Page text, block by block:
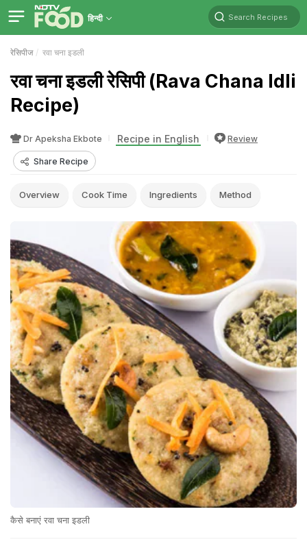
हिन्दी Search Recipes
रेसिपीज रवा चना इडली
रवा चना इडली रेसिपी (Rava Chana Idli
Recipe)
Dr Apeksha Ekbote Recipe in English Review
Share Recipe
Overview Cook Time Ingredients Method
कैसे बनाएं रवा चना इडली